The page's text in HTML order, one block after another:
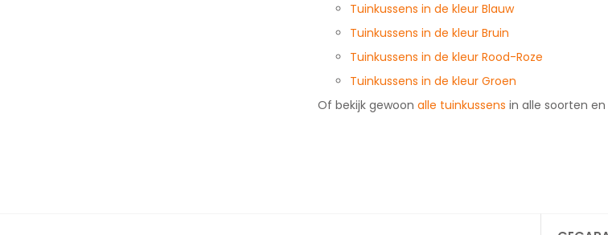
Tuinkussens in de kleur Blauw
Tuinkussens in de kleur Bruin
Tuinkussens in de kleur Rood-Roze
Tuinkussens in de kleur Groen
Of bekijk gewoon alle tuinkussens in alle soorten